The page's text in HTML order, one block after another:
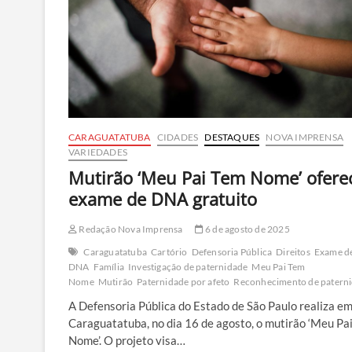
Berenice
na
divisa
RJ
e
SP
CARAGUATATUBA CIDADES DESTAQUES NOVA IMPRENSA
VARIEDADES
Mutirão ‘Meu Pai Tem Nome’
exame de DNA gratuito
Redação Nova Imprensa
6 de agosto de 2025
Caraguatatuba Cartório Defensoria Pública Direitos Exame
DNA Família Investigação de paternidade Meu Pai Tem
Nome Mutirão Paternidade por afeto Reconhecimento de
A Defensoria Pública do Estado de São Paulo realiza em
Caraguatatuba, no dia 16 de agosto, o mutirão ‘Meu
Nome’. O projeto visa…